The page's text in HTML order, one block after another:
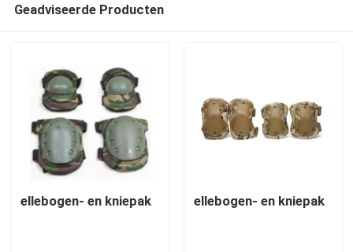
Geadviseerde Producten
ellebogen- en kniepak ellebogen- en kniepak